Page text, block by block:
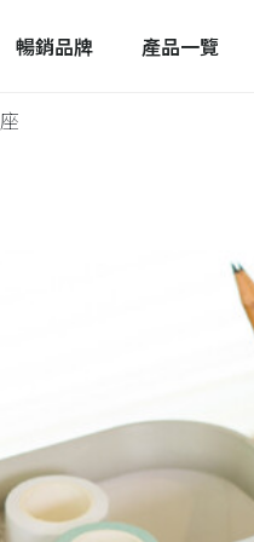
暢銷品牌 產品一覽